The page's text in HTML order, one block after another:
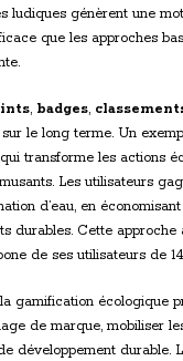
ludiques génèrent une
que les approches
, badges,
le long terme. Un
qui transforme les actions
Les utilisateurs
d’eau, en
durables. Cette approche
de ses utilisateurs de
la gamification écologique
de marque, mobiliser
développement durable.